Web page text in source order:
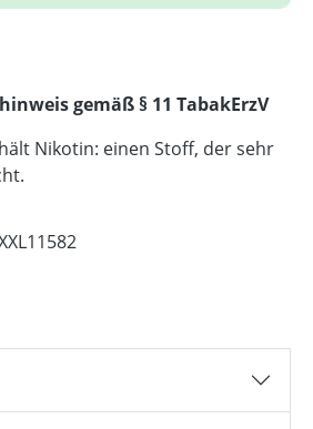
gemäß § 11 TabakErzV
Nikotin: einen Stoff, der sehr